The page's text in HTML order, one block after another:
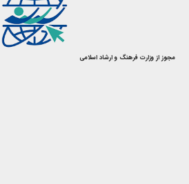
مجوز از وزارت فرهنگ و ارشاد اسلامی